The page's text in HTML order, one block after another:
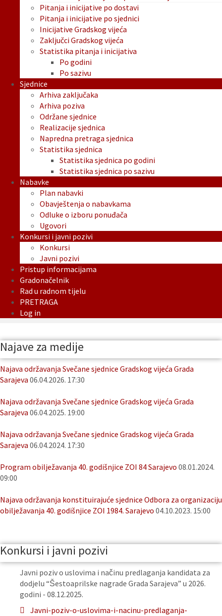
Pitanja i inicijative po dostavi
Pitanja i inicijative po sjednici
Inicijative Gradskog vijeća
Zaključci Gradskog vijeća
Statistika pitanja i inicijativa
Po godini
Po sazivu
Sjednice
Arhiva zaključaka
Arhiva poziva
Održane sjednice
Realizacije sjednica
Napredna pretraga sjednica
Statistika sjednica
Statistika sjednica po godini
Statistika sjednica po sazivu
Nabavke
Plan nabavki
Obavještenja o nabavkama
Odluke o izboru ponuđača
Ugovori
Konkursi i javni pozivi
Konkursi
Javni pozivi
Pristup informacijama
Gradonačelnik
Rad u radnom tijelu
PRETRAGA
Log in
Najave za medije
Najava održavanja Svečane sjednice Gradskog vijeća Grada
Sarajeva 06.04.2026. 17:30
Najava održavanja Svečane sjednice Gradskog vijeća Grada
Sarajeva 06.04.2025. 19:00
Najava održavanja Svečane sjednice Gradskog vijeća Grada
Sarajeva 06.04.2024. 17:30
Program obilježavanja 40. godišnjice ZOI 84 Sarajevo 08.01.2024.
09:00
Najava održavanja konstituirajuće sjednice Odbora za organizaciju
obilježavanja 40. godišnjice ZOI 1984. Sarajevo 04.10.2023. 15:00
Konkursi i javni pozivi
Javni poziv o uslovima i načinu predlaganja kandidata za
dodjelu “Šestoaprilske nagrade Grada Sarajeva” u 2026.
godini - 08.12.2025.
Javni-poziv-o-uslovima-i-nacinu-predlaganja-